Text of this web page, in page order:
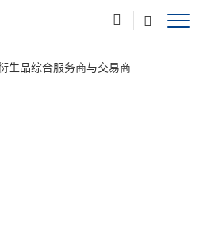
生品综合服务商与交易商